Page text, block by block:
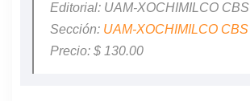
Editorial: UAM-XOCHIMILCO CBS
Sección: UAM-XOCHIMILCO CBS
Precio: $ 130.00